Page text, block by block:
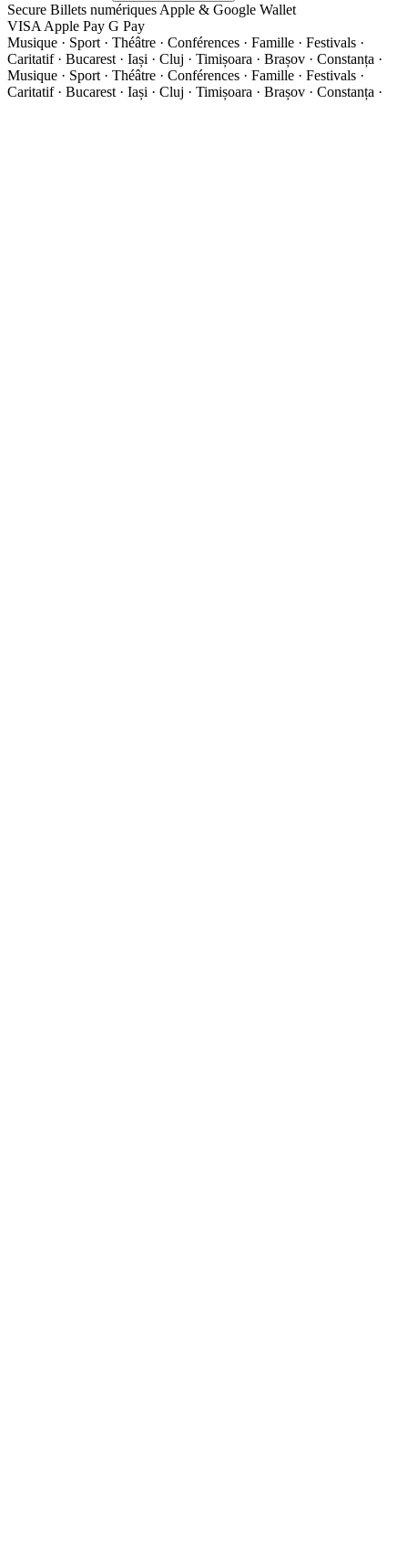
Secure Billets numériques Apple & Google Wallet
VISA Apple Pay G Pay
Musique · Sport · Théâtre · Conférences · Famille · Festivals ·
Caritatif · Bucarest · Iași · Cluj · Timișoara · Brașov · Constanța ·
Musique · Sport · Théâtre · Conférences · Famille · Festivals ·
Caritatif · Bucarest · Iași · Cluj · Timișoara · Brașov · Constanța ·